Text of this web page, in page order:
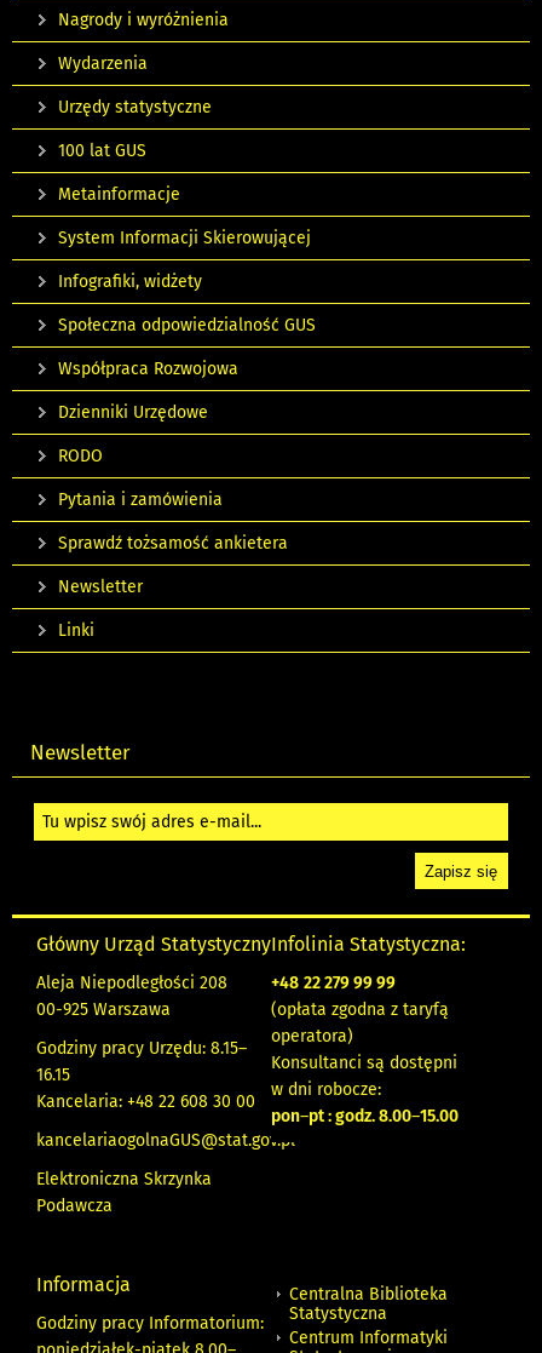
Nagrody i wyróżnienia
Wydarzenia
Urzędy statystyczne
100 lat GUS
Metainformacje
System Informacji Skierowującej
Infografiki, widżety
Społeczna odpowiedzialność GUS
Współpraca Rozwojowa
Dzienniki Urzędowe
RODO
Pytania i zamówienia
Sprawdź tożsamość ankietera
Newsletter
Linki
Newsletter
Główny Urząd Statystyczny
Aleja Niepodległości 208
00-925 Warszawa
Godziny pracy Urzędu: 8.15–
16.15
Kancelaria: +48 22 608 30 00
kancelariaogolnaGUS@stat.gov.pl
Elektroniczna Skrzynka
Podawcza
Infolinia Statystyczna:
+48 22 279 99 99
(opłata zgodna z taryfą
operatora)
Konsultanci są dostępni
w dni robocze:
pon–pt : godz. 8.00–15.00
Informacja
Godziny pracy Informatorium:
Centralna Biblioteka
Statystyczna
Centrum Informatyki